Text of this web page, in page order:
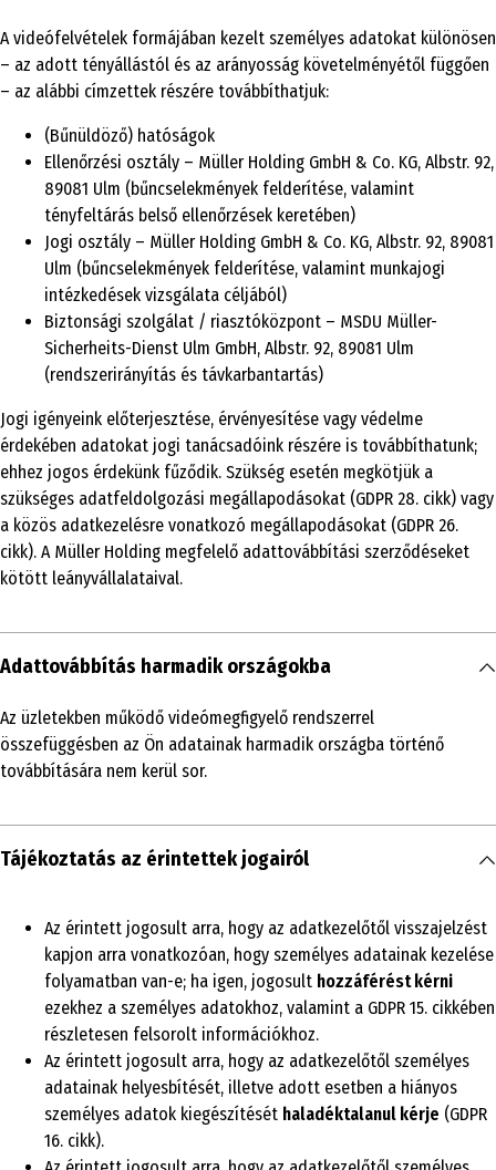
A videófelvételek formájában kezelt személyes adatokat különösen
– az adott tényállástól és az arányosság követelményétől függően
– az alábbi címzettek részére továbbíthatjuk:
(Bűnüldöző) hatóságok
Ellenőrzési osztály – Müller Holding GmbH & Co. KG, Albstr. 92,
89081 Ulm (bűncselekmények felderítése, valamint
tényfeltárás belső ellenőrzések keretében)
Jogi osztály – Müller Holding GmbH & Co. KG, Albstr. 92, 89081
Ulm (bűncselekmények felderítése, valamint munkajogi
intézkedések vizsgálata céljából)
Biztonsági szolgálat / riasztóközpont – MSDU Müller-
Sicherheits-Dienst Ulm GmbH, Albstr. 92, 89081 Ulm
(rendszerirányítás és távkarbantartás)
Jogi igényeink előterjesztése, érvényesítése vagy védelme
érdekében adatokat jogi tanácsadóink részére is továbbíthatunk;
ehhez jogos érdekünk fűződik. Szükség esetén megkötjük a
szükséges adatfeldolgozási megállapodásokat (GDPR 28. cikk) vagy
a közös adatkezelésre vonatkozó megállapodásokat (GDPR 26.
cikk). A Müller Holding megfelelő adattovábbítási szerződéseket
kötött leányvállalataival.
Adattovábbítás harmadik országokba
Az üzletekben működő videómegfigyelő rendszerrel
összefüggésben az Ön adatainak harmadik országba történő
továbbítására nem kerül sor.
Tájékoztatás az érintettek jogairól
Az érintett jogosult arra, hogy az adatkezelőtől visszajelzést
kapjon arra vonatkozóan, hogy személyes adatainak kezelése
folyamatban van-e; ha igen, jogosult hozzáférést kérni
ezekhez a személyes adatokhoz, valamint a GDPR 15. cikkében
részletesen felsorolt információkhoz.
Az érintett jogosult arra, hogy az adatkezelőtől személyes
adatainak helyesbítését, illetve adott esetben a hiányos
személyes adatok kiegészítését haladéktalanul kérje (GDPR
16. cikk).